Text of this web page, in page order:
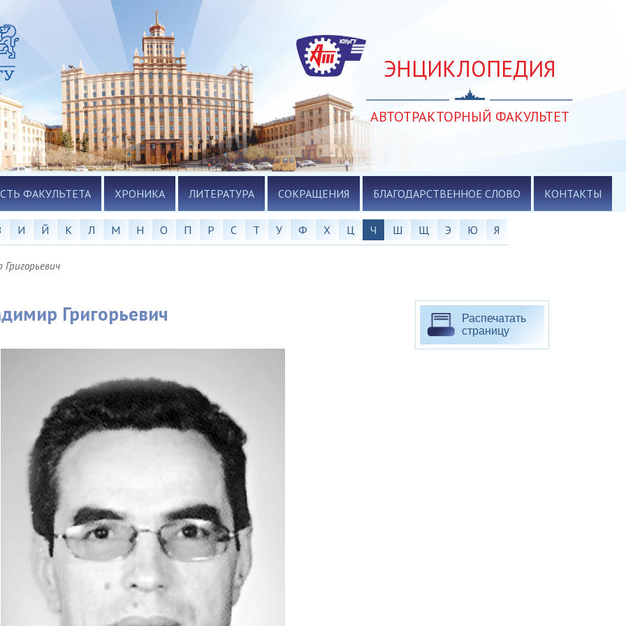
ЭНЦИКЛОПЕДИЯ
АВТОТРАКТОРНЫЙ ФАКУЛЬТЕТ
ФАКУЛЬТЕТА ХРОНИКА ЛИТЕРАТУРА СОКРАЩЕНИЯ БЛАГОДАРСТВЕННОЕ СЛОВО КОНТАКТЫ
И Й К Л М Н О П Р С Т У Ф Х Ц Ч Ш Щ Э Ю Я
Григорьевич
Григорьевич
Распечатать
страницу